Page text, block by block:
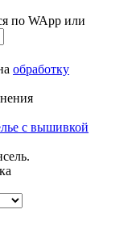
по WApp или
обработку
с вышивкой